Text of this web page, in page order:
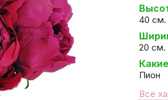
40 см.
20 см.
Пион
Все